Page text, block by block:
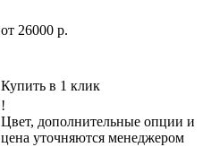
от 26000 р.
Купить в 1 клик
!
Цвет, дополнительные опции и
цена уточняются менеджером